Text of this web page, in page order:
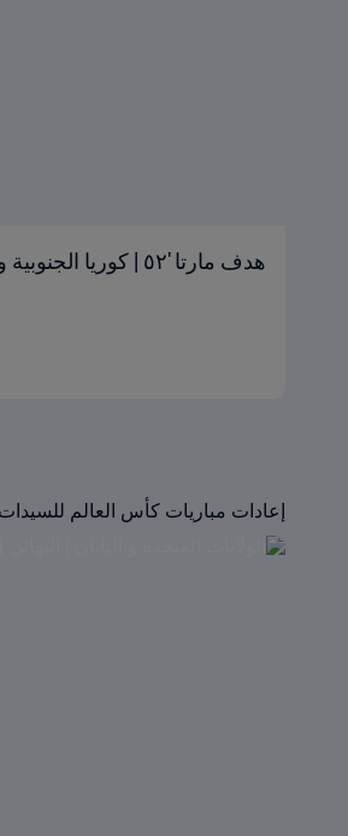
هدف مارتا '٥٢ | كوريا الجنوبية و البرازيل | كأس العالم للسيدات FIFA كندا ٢٠١٥
إعادات مباريات كأس العالم للسيدات FIFA كندا ٢٠١٥